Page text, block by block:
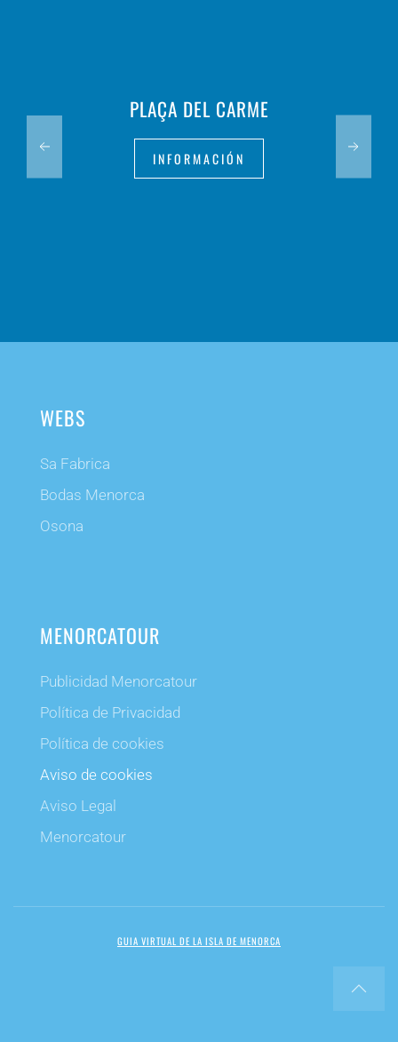
PLAÇA DEL CARME
INFORMACIÓN
WEBS
Sa Fabrica
Bodas Menorca
Osona
MENORCATOUR
Publicidad Menorcatour
Política de Privacidad
Política de cookies
Aviso de cookies
Aviso Legal
Menorcatour
GUIA VIRTUAL DE LA ISLA DE MENORCA